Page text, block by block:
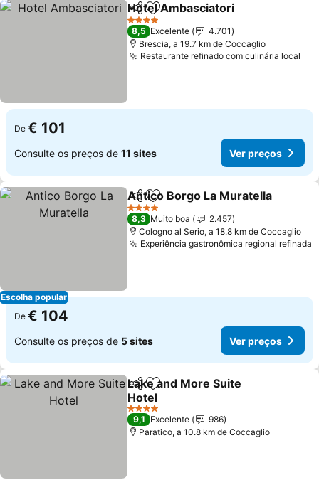
PartilharAdicionar aos favoritos
Hotel Ambasciatori
4 Estrelas
8,5 Excelente
4.701
Brescia, a 19.7 km de Coccaglio
Restaurante refinado com culinária local
De € 101
Consulte os preços de 11 sites Ver preços
Escolha popular
PartilharAdicionar aos favoritos
Antico Borgo La Muratella
4 Estrelas
8,3 Muito boa
2.457
Cologno al Serio, a 18.8 km de Coccaglio
Experiência gastronômica regional refinada
De € 104
Consulte os preços de 5 sites Ver preços
PartilharAdicionar aos favoritos
Lake and More Suite
Hotel
4 Estrelas
9,1 Excelente
986
Paratico, a 10.8 km de Coccaglio